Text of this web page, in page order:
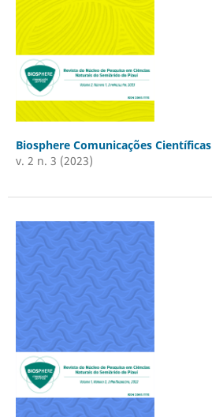
Biosphere Comunicações Científicas
v. 2 n. 3 (2023)